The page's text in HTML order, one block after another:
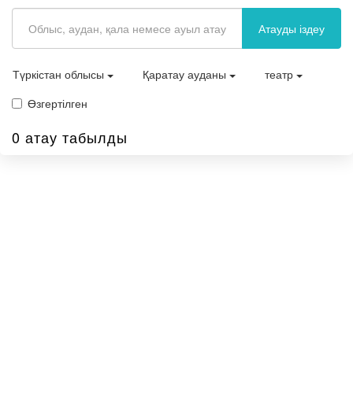
Атауды іздеу
Түркістан облысы Қаратау ауданы
театр
Өзгертілген
0 атау табылды